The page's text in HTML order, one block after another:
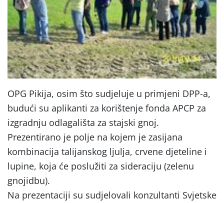
OPG Pikija, osim što sudjeluje u primjeni DPP-a,
budući su aplikanti za korištenje fonda APCP za
izgradnju odlagališta za stajski gnoj.
Prezentirano je polje na kojem je zasijana
kombinacija talijanskog ljulja, crvene djeteline i
lupine, koja će poslužiti za sideraciju (zelenu
gnojidbu).
Na prezentaciji su sudjelovali konzultanti Svjetske